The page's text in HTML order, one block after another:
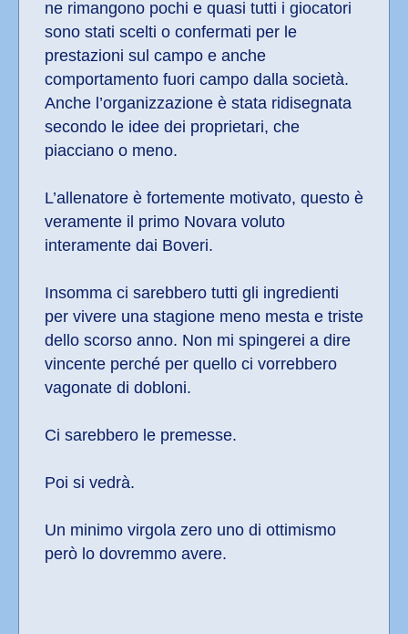
ne rimangono pochi e quasi tutti i giocatori
sono stati scelti o confermati per le
prestazioni sul campo e anche
comportamento fuori campo dalla società.
Anche l’organizzazione è stata ridisegnata
secondo le idee dei proprietari, che
piacciano o meno.
L’allenatore è fortemente motivato, questo è
veramente il primo Novara voluto
interamente dai Boveri.
Insomma ci sarebbero tutti gli ingredienti
per vivere una stagione meno mesta e triste
dello scorso anno. Non mi spingerei a dire
vincente perché per quello ci vorrebbero
vagonate di dobloni.
Ci sarebbero le premesse.
Poi si vedrà.
Un minimo virgola zero uno di ottimismo
però lo dovremmo avere.